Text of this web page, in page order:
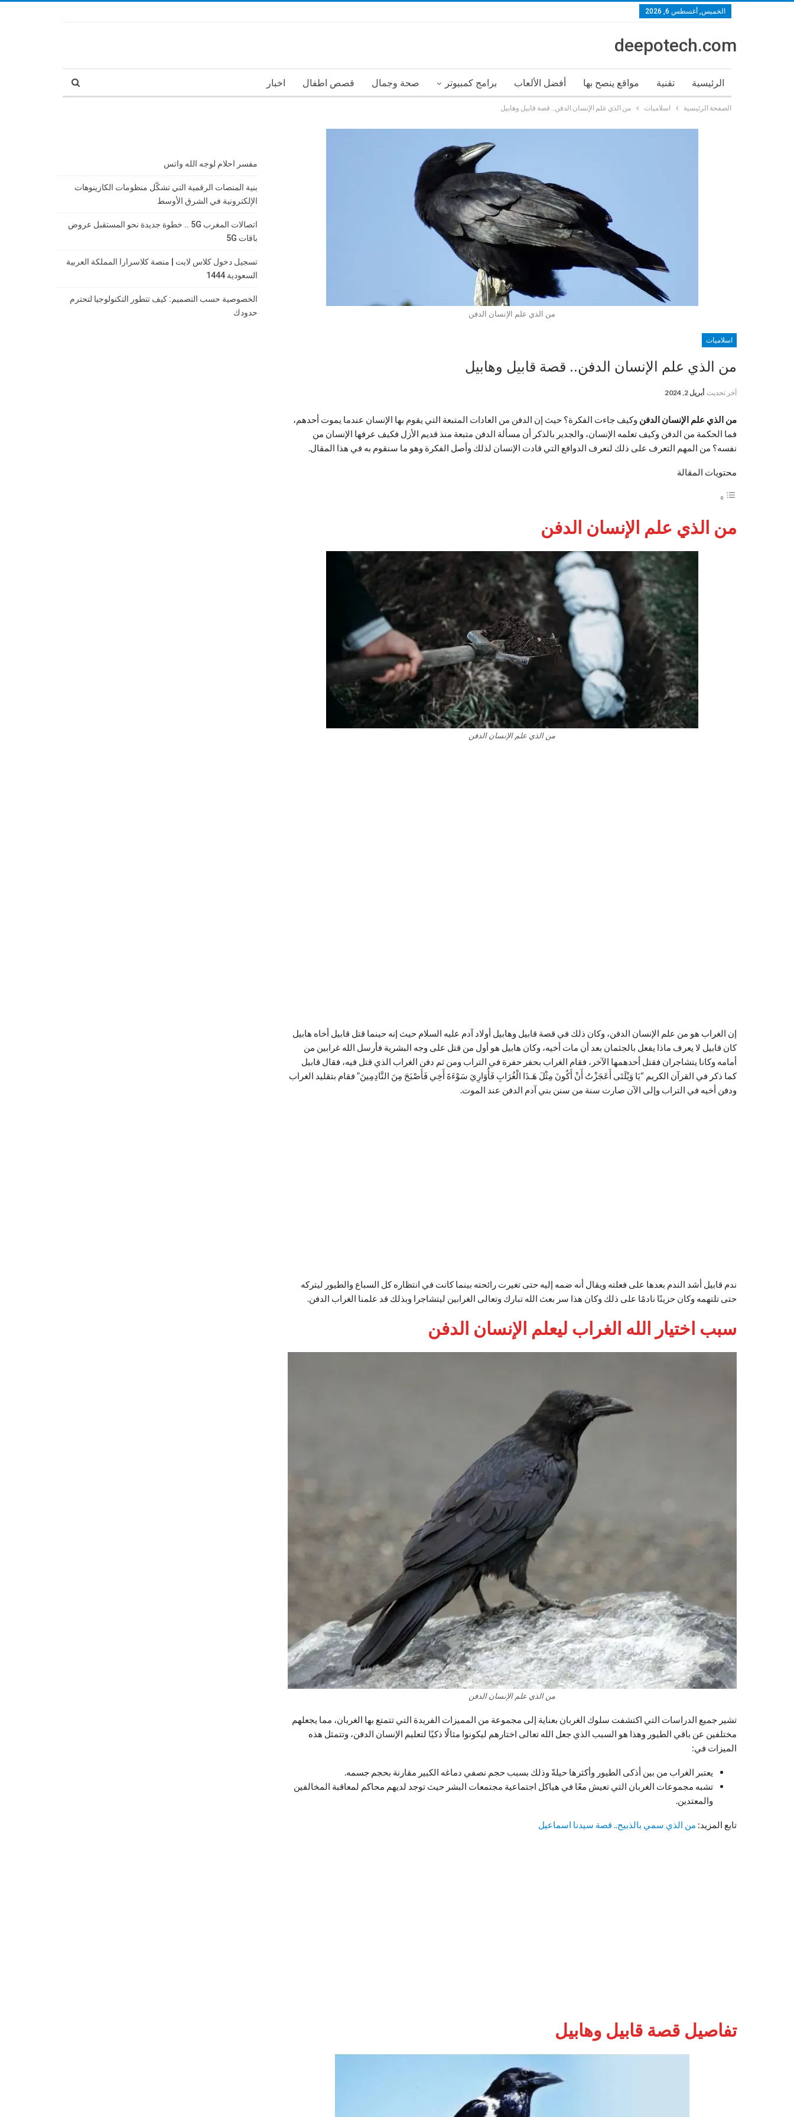
الخميس, أغسطس 6, 2026
deepotech.com
الرئيسية تقنية مواقع ينصح بها أفضل الألعاب برامج كمبيوتر صحة وجمال قصص اطفال اخبار
الصفحة الرئيسية اسلاميات من الذي علم الإنسان الدفن.. قصة قابيل وهابيل
من الذي علم الإنسان الدفن
اسلاميات
من الذي علم الإنسان الدفن.. قصة قابيل وهابيل
آخر تحديث أبريل 2, 2024
من الذي علم الإنسان الدفن وكيف جاءت الفكرة؟ حيث إن الدفن من العادات المتبعة التي يقوم بها الإنسان عندما يموت أحدهم،
فما الحكمة من الدفن وكيف تعلمه الإنسان، والجدير بالذكر أن مسألة الدفن متبعة منذ قديم الأزل فكيف عرفها الإنسان من
نفسه؟ من المهم التعرف على ذلك لنعرف الدوافع التي قادت الإنسان لذلك وأصل الفكرة وهو ما سنقوم به في هذا المقال.
محتويات المقالة
من الذي علم الإنسان الدفن
من الذي علم الإنسان الدفن
إن الغراب هو من علم الإنسان الدفن، وكان ذلك في قصة قابيل وهابيل أولاد آدم عليه السلام حيث إنه حينما قتل قابيل أخاه هابيل
كان قابيل لا يعرف ماذا يفعل بالجثمان بعد أن مات أخيه، وكان هابيل هو أول من قتل على وجه البشرية فأرسل الله غرابين من
أمامه وكانا يتشاجران فقتل أحدهمها الآخر، فقام الغراب بحفر حفرة في التراب ومن ثم دفن الغراب الذي قتل فيه، فقال قابيل
كما ذكر في القرآن الكريم “يَا وَيْلَتَى أَعَجَزْتُ أَنْ أَكُونَ مِثْلَ هَـذَا الْغُرَابِ فَأُوَارِيَ سَوْءَةَ أَخِي فَأَصْبَحَ مِنَ النَّادِمِينَ” فقام بتقليد الغراب
ودفن أخيه في التراب وإلى الآن صارت سنة من سنن بني آدم الدفن عند الموت.
ندم قابيل أشد الندم بعدها على فعلته ويقال أنه ضمه إليه حتى تغيرت رائحته بينما كانت في انتظاره كل السباع والطيور ليتركه
حتى تلتهمه وكان حزينًا نادمًا على ذلك وكان هذا سر بعث الله تبارك وتعالى الغرابين ليتشاجرا وبذلك قد علمنا الغراب الدفن.
سبب اختيار الله الغراب ليعلم الإنسان الدفن
من الذي علم الإنسان الدفن
تشير جميع الدراسات التي اكتشفت سلوك الغربان بعناية إلى مجموعة من المميزات الفريدة التي تتمتع بها الغربان، مما يجعلهم
مختلفين عن باقي الطيور وهذا هو السبب الذي جعل الله تعالى اختارهم ليكونوا مثالًا ذكيًا لتعليم الإنسان الدفن، وتتمثل هذه
الميزات في:
يعتبر الغراب من بين أذكى الطيور وأكثرها حيلةً وذلك بسبب حجم نصفي دماغه الكبير مقارنة بحجم جسمه.
تشبه مجموعات الغربان التي تعيش معًا في هياكل اجتماعية مجتمعات البشر حيث توجد لديهم محاكم لمعاقبة المخالفين
والمعتدين.
تابع المزيد: من الذي سمي بالذبيح.. قصة سيدنا اسماعيل
تفاصيل قصة قابيل وهابيل
مفسر احلام لوجه الله واتس
بنية المنصات الرقمية التي تشكّل منظومات الكازينوهات
الإلكترونية في الشرق الأوسط
اتصالات المغرب 5G .. خطوة جديدة نحو المستقبل عروض
باقات 5G
تسجيل دخول كلاس لايت | منصة كلاسرارا المملكة العربية
السعودية 1444
الخصوصية حسب التصميم: كيف تتطور التكنولوجيا لتحترم
حدودك